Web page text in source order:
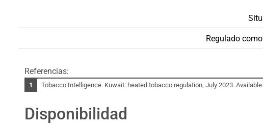
Regulado
Referencias:
Tobacco Intelligence. Kuwait: heated tobacco regulation, July 2023. Available
Disponibilidad